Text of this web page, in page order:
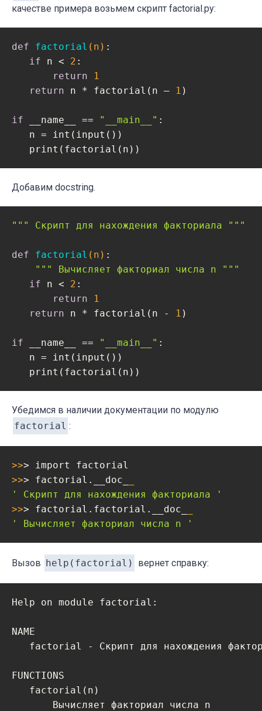
качестве примера возьмем скрипт factorial.py:
def factorial (n) :
if n < 2 :
return
1
return n * factorial(n — 1 )
if __name__ == "__main__" :
n = int(input())
print(factorial(n))
Добавим docstring.
""" Скрипт для нахождения факториала """
def factorial (n) :
""" Вычисляет факториал числа n """
if n < 2 :
return
1
return n * factorial(n - 1 )
if __name__ == "__main__" :
n = int(input())
print(factorial(n))
Убедимся в наличии документации по модулю
factorial :
>>
>>> factorial.__doc_
' Скрипт для нахождения факториала '
>>> factorial.factorial.__doc_
' Вычисляет факториал числа n '
Вызов help(factorial) вернет справку:
Help on module factorial:
NAME
factorial - Скрипт для нахождения
FUNCTIONS
factorial(n)
Вычисляет факториал числа n